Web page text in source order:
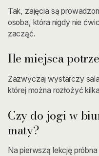
Tak, zajęcia są
osoba, która nigdy nie
zacząć.
Ile miejsca
Zazwyczaj wystarczy
której można rozłożyć
Czy do jogi w
maty?
Na pierwszą lekcję